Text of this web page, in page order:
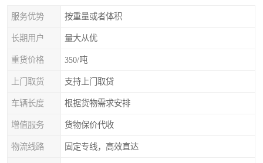
服务优势 按重量或者体积
长期用户 量大从优
重货价格 350/吨
上门取货 支持上门取贷
车辆长度 根据货物需求安排
增值服务 货物保价代收
物流线路 固定专线，高效直达